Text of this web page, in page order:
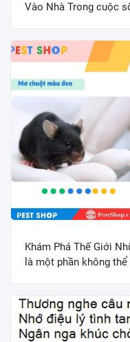
Vào Nhà Trong cuộc
Khám Phá Thế Giới
là một phần không